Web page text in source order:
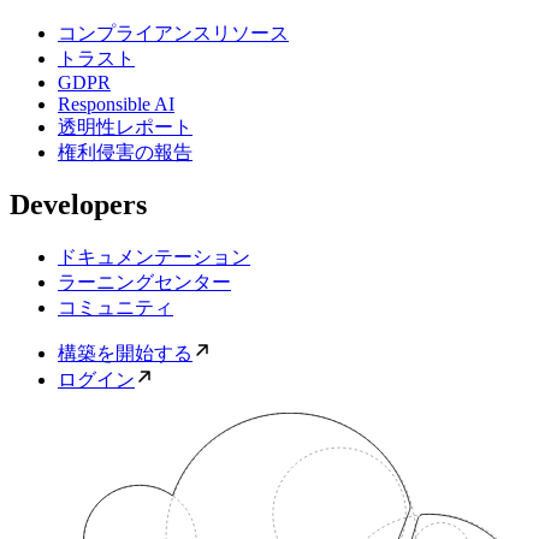
コンプライアンスリソース
トラスト
GDPR
Responsible AI
透明性レポート
権利侵害の報告
Developers
ドキュメンテーション
ラーニングセンター
コミュニティ
構築を開始する
ログイン